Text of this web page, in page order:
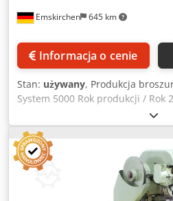
Emskirchen 645 km
Informacja o cenie
Stan: używany, Produkcja
System 5000 Rok produkcji / Rok
080100007 Ściegi kontrujące 7,6-
Booklet Maker składa się z:
DC-10/60 - Podajnik 2 x 10 stacji
120mm x 148mm - maks. 350mm
Gramatura papieru 40-300g/m2
podawania stacji 60 mm